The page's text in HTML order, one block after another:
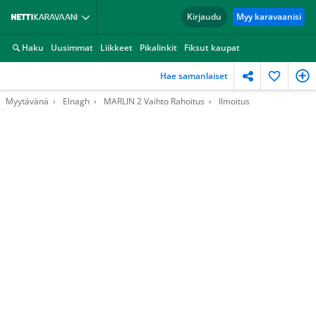
Kirjaudu Myy karavaanisi
Haku Uusimmat Liikkeet Pikalinkit Fiksut kaupat
Hae samanlaiset
Myytävänä Elnagh MARLIN 2 Vaihto Rahoitus Ilmoitus